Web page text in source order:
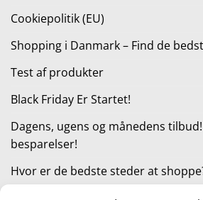
Cookiepolitik (EU)
Shopping i Danmark – Find de
Test af produkter
Black Friday Er Startet!
Dagens, ugens og månedens
besparelser!
Hvor er de bedste steder at